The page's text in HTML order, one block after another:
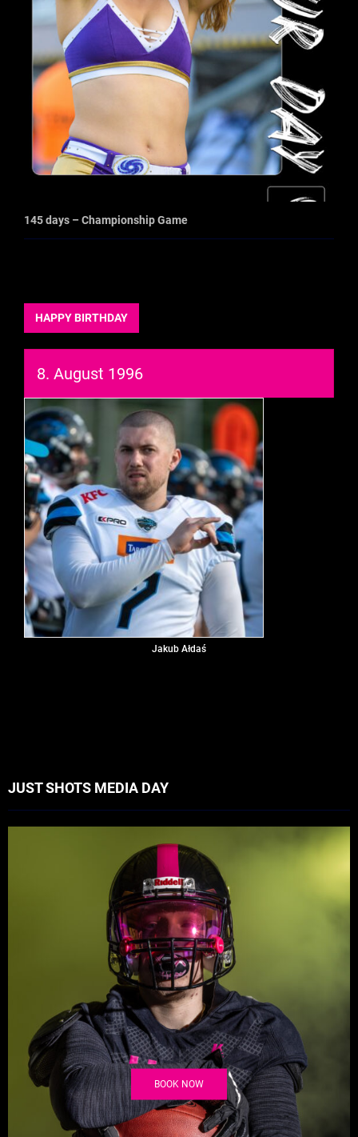
145 days – Championship Game
HAPPY BIRTHDAY
8. August 1996
Jakub Ałdaś
JUST SHOTS MEDIA DAY
BOOK NOW